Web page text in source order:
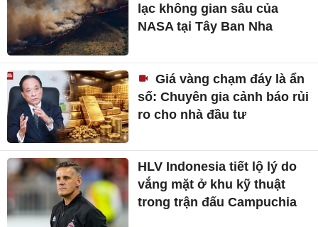
lạc không gian sâu của
NASA tại Tây Ban Nha
Giá vàng chạm đáy là ẩn
số: Chuyên gia cảnh báo rủi
ro cho nhà đầu tư
HLV Indonesia tiết lộ lý do
vắng mặt ở khu kỹ thuật
trong trận đấu Campuchia